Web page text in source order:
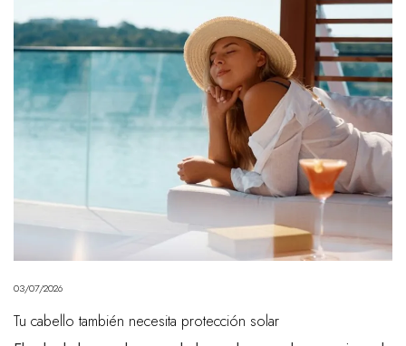
03/07/2026
Tu cabello también necesita protección solar